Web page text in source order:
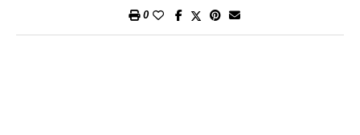
alimentari, il carburante e l’olio da riscaldamento, innescando
0